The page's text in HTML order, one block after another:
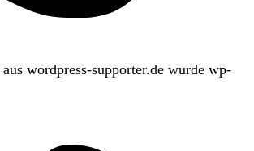
aus wordpress-supporter.de wurde wp-